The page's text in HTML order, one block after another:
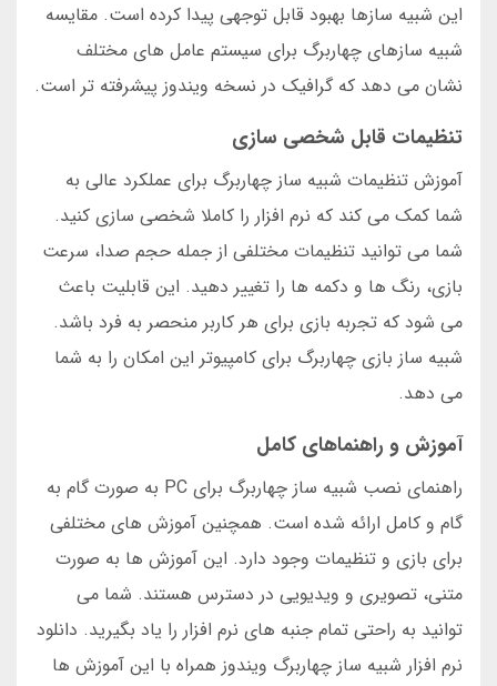
این شبیه سازها بهبود قابل توجهی پیدا کرده است. مقایسه
شبیه سازهای چهاربرگ برای سیستم عامل های مختلف
نشان می دهد که گرافیک در نسخه ویندوز پیشرفته تر است.
تنظیمات قابل شخصی سازی
آموزش تنظیمات شبیه ساز چهاربرگ برای عملکرد عالی به
شما کمک می کند که نرم افزار را کاملا شخصی سازی کنید.
شما می توانید تنظیمات مختلفی از جمله حجم صدا، سرعت
بازی، رنگ ها و دکمه ها را تغییر دهید. این قابلیت باعث
می شود که تجربه بازی برای هر کاربر منحصر به فرد باشد.
شبیه ساز بازی چهاربرگ برای کامپیوتر این امکان را به شما
می دهد.
آموزش و راهنماهای کامل
راهنمای نصب شبیه ساز چهاربرگ برای PC به صورت گام به
گام و کامل ارائه شده است. همچنین آموزش های مختلفی
برای بازی و تنظیمات وجود دارد. این آموزش ها به صورت
متنی، تصویری و ویدیویی در دسترس هستند. شما می
توانید به راحتی تمام جنبه های نرم افزار را یاد بگیرید. دانلود
نرم افزار شبیه ساز چهاربرگ ویندوز همراه با این آموزش ها